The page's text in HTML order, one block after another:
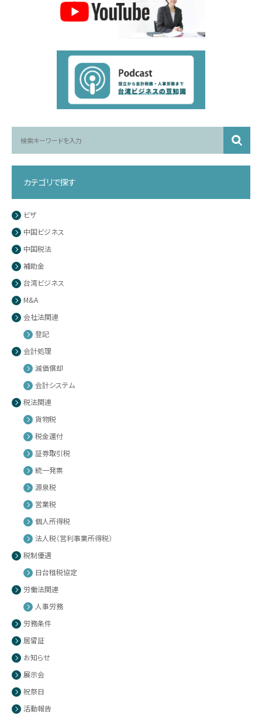
カテゴリで探す
ビザ
中国ビジネス
中国税法
補助金
台湾ビジネス
M&A
会社法関連
登記
会計処理
減価償却
会計システム
税法関連
貨物税
税金還付
証券取引税
統一発票
源泉税
営業税
個人所得税
法人税（営利事業所得税）
税制優遇
日台租税協定
労働法関連
人事労務
労務条件
居留証
お知らせ
展示会
祝祭日
活動報告